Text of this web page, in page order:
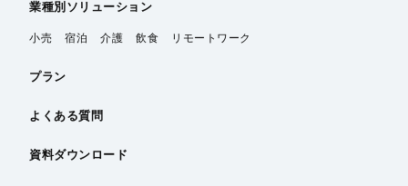
業種別 ソリューション
小売 宿泊 介護 飲食 リモートワーク
プラン
よくある質問
資料ダウンロード